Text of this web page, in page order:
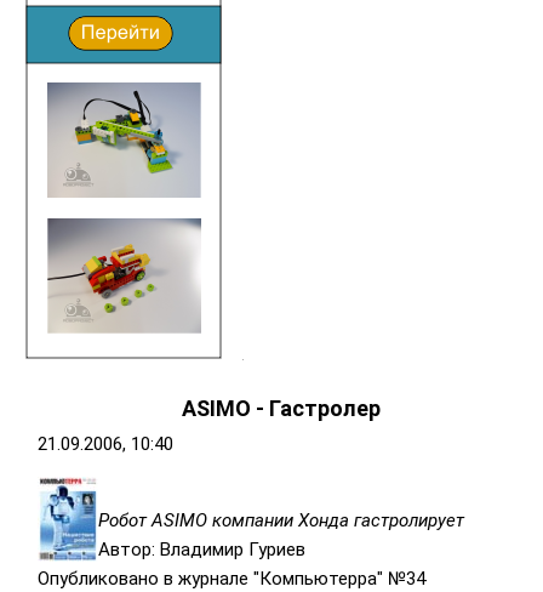
ASIMO - Гастролер
21.09.2006, 10:40
Робот ASIMO компании Хонда гастролирует
Автор: Владимир Гуриев
Опубликовано в журнале "Компьютерра" №34